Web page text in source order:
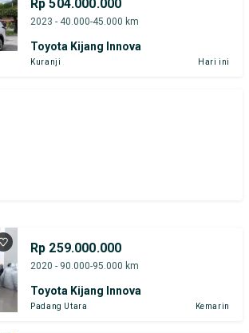
Rp 504.000.000
2023 - 40.000-45.000 km
Toyota Kijang Innova
Kuranji Hari ini
Rp 259.000.000
2020 - 90.000-95.000 km
Toyota Kijang Innova
Padang Utara Kemarin